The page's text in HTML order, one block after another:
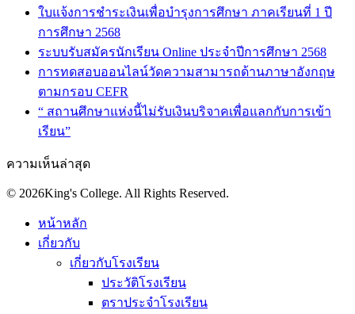
ใบแจ้งการชำระเงินเพื่อบำรุงการศึกษา ภาคเรียนที่ 1 ปี
การศึกษา 2568
ระบบรับสมัครนักเรียน Online ประจำปีการศึกษา 2568
การทดสอบออนไลน์วัดความสามารถด้านภาษาอังกฤษ
ตามกรอบ CEFR
“ สถานศึกษาแห่งนี้ไม่รับเงินบริจาคเพื่อแลกกับการเข้า
เรียน”
ความเห็นล่าสุด
© 2026King's College. All Rights Reserved.
หน้าหลัก
เกี่ยวกับ
เกี่ยวกับโรงเรียน
ประวัติโรงเรียน
ตราประจำโรงเรียน